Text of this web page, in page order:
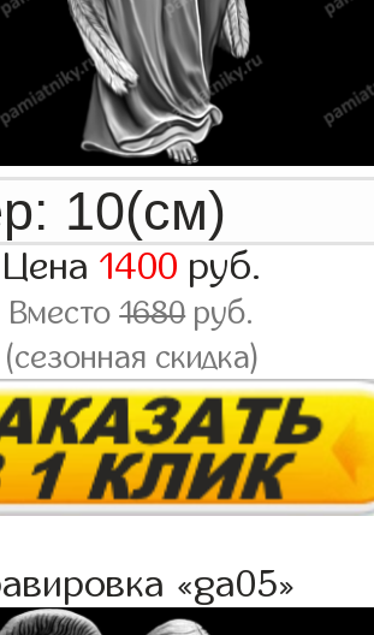
Цена 1400 руб.
Вместо1680руб.
(сезонная скидка)
«ga05»